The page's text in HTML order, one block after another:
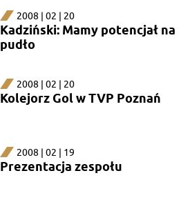
2008 | 02 | 20
Kadziński: Mamy potencjał na
pudło
2008 | 02 | 20
Kolejorz Gol w TVP Poznań
2008 | 02 | 19
Prezentacja zespołu